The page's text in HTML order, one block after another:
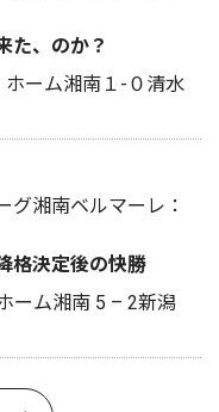
た、のか？
ーム湘南１-０清水
グ湘南ベルマーレ：
格決定後の快勝
ーム湘南 5 – 2新潟